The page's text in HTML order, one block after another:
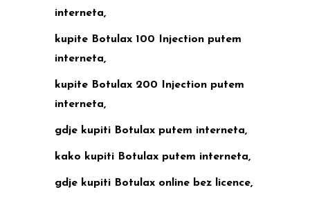
interneta,
kupite Botulax 100 Injection putem
interneta,
kupite Botulax 200 Injection putem
interneta,
gdje kupiti Botulax putem interneta,
kako kupiti Botulax putem interneta,
gdje kupiti Botulax online bez licence,